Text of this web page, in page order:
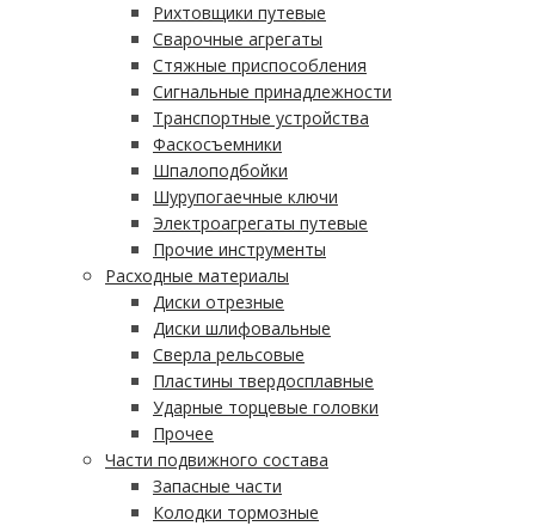
Рихтовщики путевые
Сварочные агрегаты
Стяжные приспособления
Сигнальные принадлежности
Транспортные устройства
Фаскосъемники
Шпалоподбойки
Шурупогаечные ключи
Электроагрегаты путевые
Прочие инструменты
Расходные материалы
Диски отрезные
Диски шлифовальные
Сверла рельсовые
Пластины твердосплавные
Ударные торцевые головки
Прочее
Части подвижного состава
Запасные части
Колодки тормозные